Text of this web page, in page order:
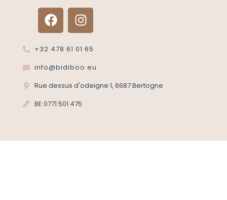
+32 478 61 01 65
info@bidiboo.eu
Rue dessus d'odeigne 1, 6687 Bertogne
BE 0771 501 475